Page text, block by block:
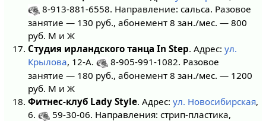
8-913-881-6558. Направление: сальса. Разовое
занятие — 130 руб., абонемент 8 зан./мес. — 800
руб. М и Ж
Студия ирландского танца In Step. Адрес: ул.
Крылова, 12-А.
8-905-991-1082. Разовое
занятие — 180 руб., абонемент 8 зан./мес. — 1200
руб. М и Ж
Фитнес-клуб Lady Style. Адрес: ул. Новосибирская,
6.
59-30-06. Направления: стрип-пластика,